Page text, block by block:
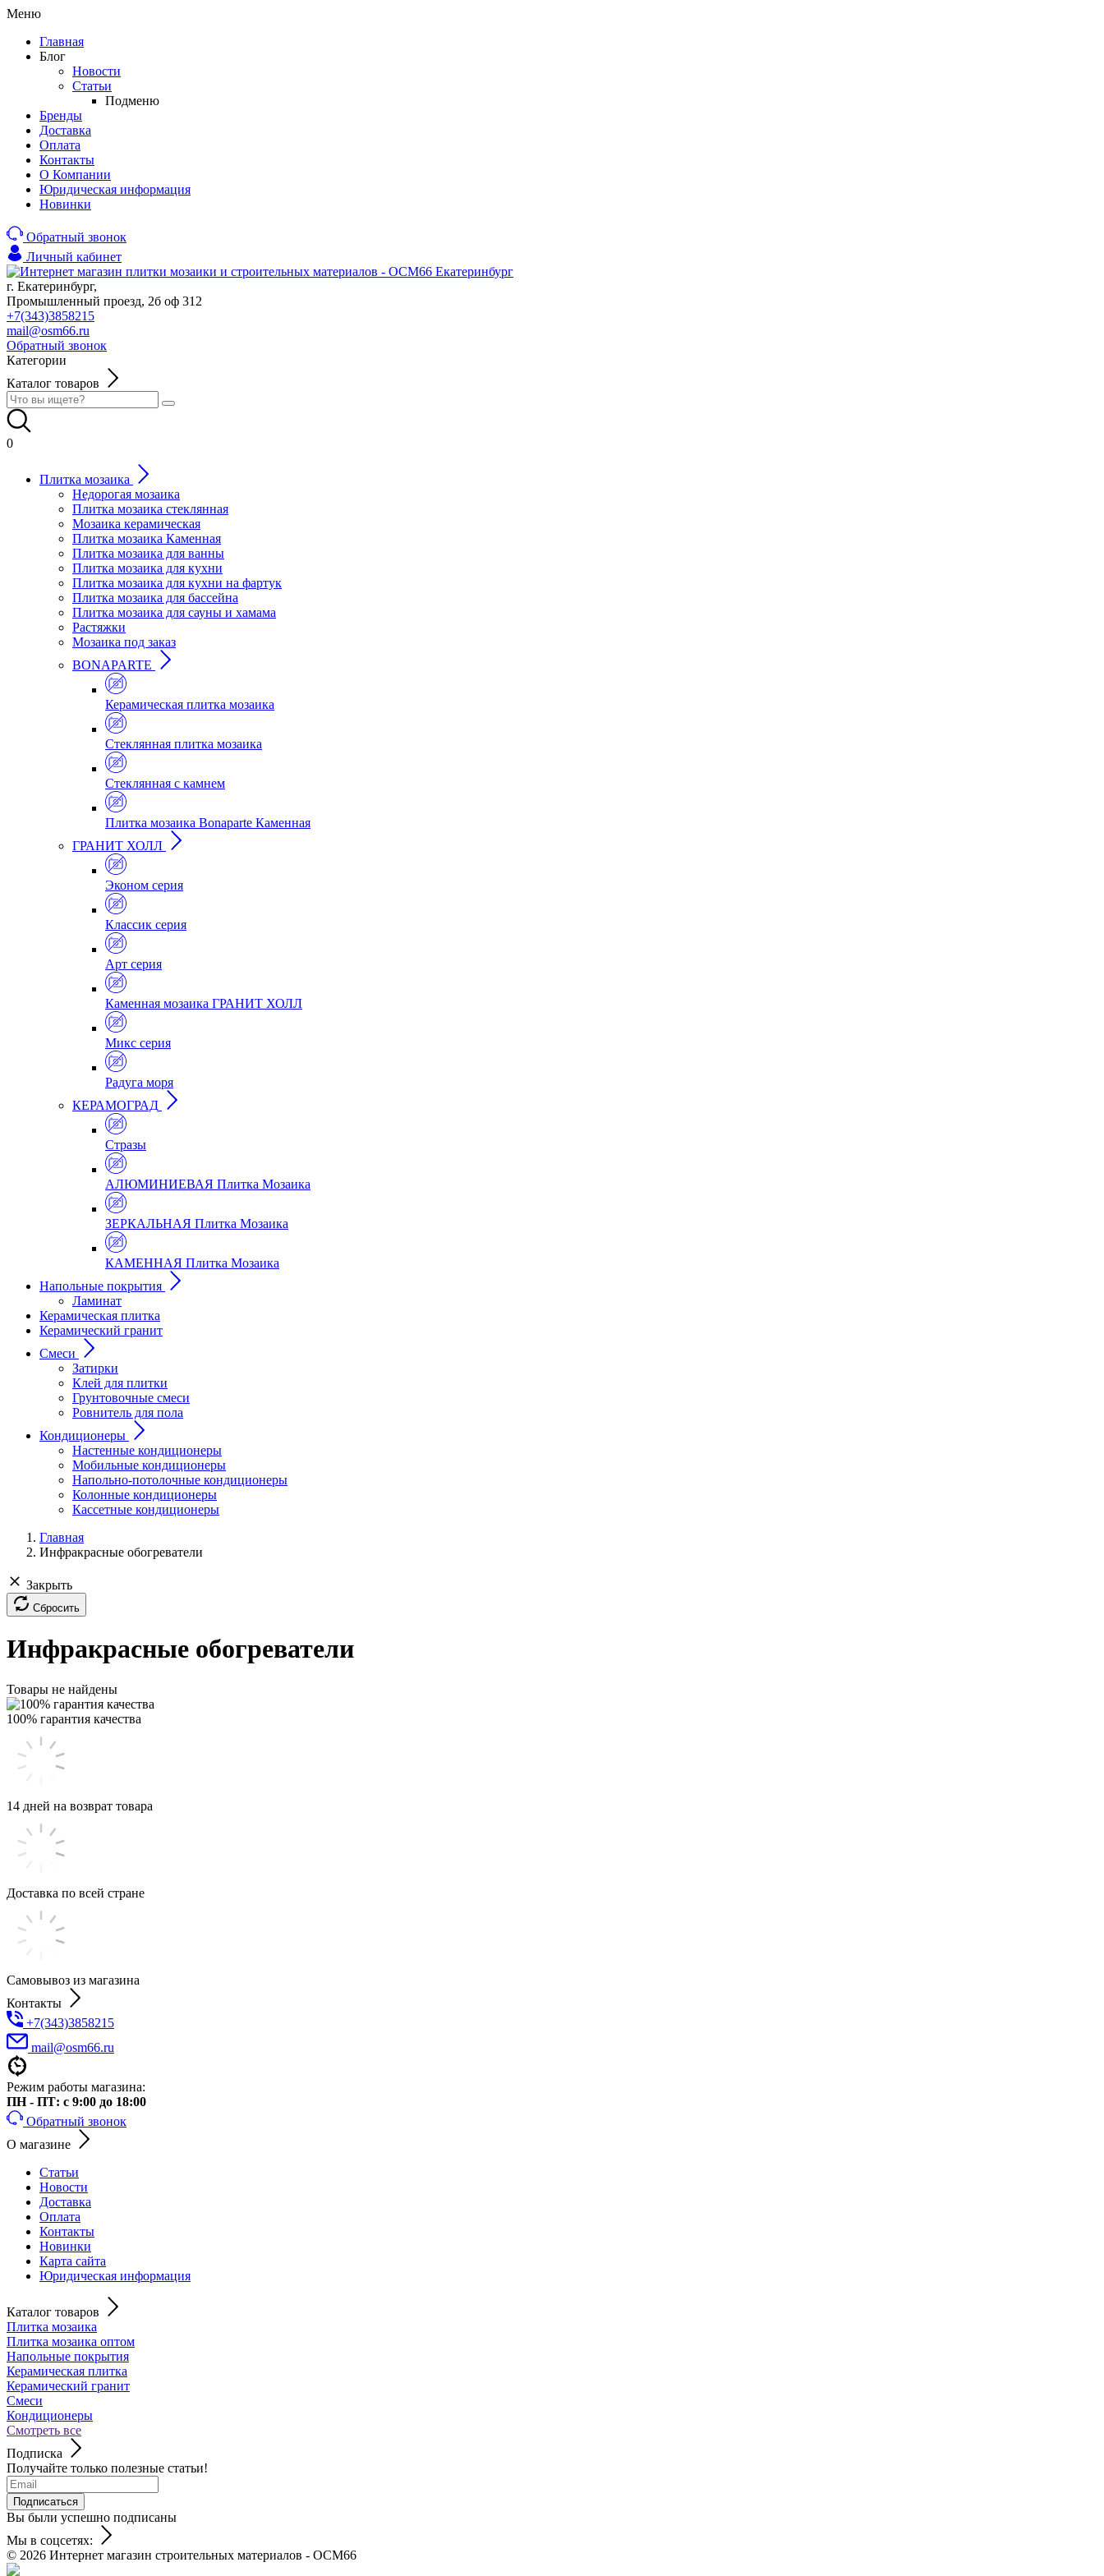
Меню
Главная
Блог
Новости
Статьи
Подменю
Бренды
Доставка
Оплата
Контакты
О Компании
Юридическая информация
Новинки
Обратный звонок
Личный кабинет
г. Екатеринбург,
Промышленный проезд, 2б оф 312
+7(343)3858215
mail@osm66.ru
Обратный звонок
Категории
Каталог товаров
0
Плитка мозаика
Недорогая мозаика
Плитка мозаика стеклянная
Мозаика керамическая
Плитка мозаика Каменная
Плитка мозаика для ванны
Плитка мозаика для кухни
Плитка мозаика для кухни на фартук
Плитка мозаика для бассейна
Плитка мозаика для сауны и хамама
Растяжки
Мозаика под заказ
BONAPARTE
Керамическая плитка мозаика
Стеклянная плитка мозаика
Стеклянная c камнем
Плитка мозаика Bonaparte Каменная
ГРАНИТ ХОЛЛ
Эконом серия
Классик серия
Арт серия
Каменная мозаика ГРАНИТ ХОЛЛ
Микс серия
Радуга моря
КЕРАМОГРАД
Стразы
АЛЮМИНИЕВАЯ Плитка Мозаика
ЗЕРКАЛЬНАЯ Плитка Мозаика
КАМЕННАЯ Плитка Мозаика
Напольные покрытия
Ламинат
Керамическая плитка
Керамический гранит
Смеси
Затирки
Клей для плитки
Грунтовочные смеси
Ровнитель для пола
Кондиционеры
Настенные кондиционеры
Мобильные кондиционеры
Напольно-потолочные кондиционеры
Колонные кондиционеры
Кассетные кондиционеры
Главная
Инфракрасные обогреватели
Закрыть
Сбросить
Инфракрасные обогреватели
Товары не найдены
100% гарантия качества
14 дней на возврат товара
Доставка по всей стране
Самовывоз из магазина
Контакты
+7(343)3858215
mail@osm66.ru
Режим работы магазина:
ПН - ПТ: с 9:00 до 18:00
Обратный звонок
О магазине
Статьи
Новости
Доставка
Оплата
Контакты
Новинки
Карта сайта
Юридическая информация
Каталог товаров
Плитка мозаика
Плитка мозаика оптом
Напольные покрытия
Керамическая плитка
Керамический гранит
Смеси
Кондиционеры
Смотреть все
Подписка
Получайте только полезные статьи!
Подписаться
Вы были успешно подписаны
Мы в соцсетях:
© 2026 Интернет магазин строительных материалов - ОСМ66